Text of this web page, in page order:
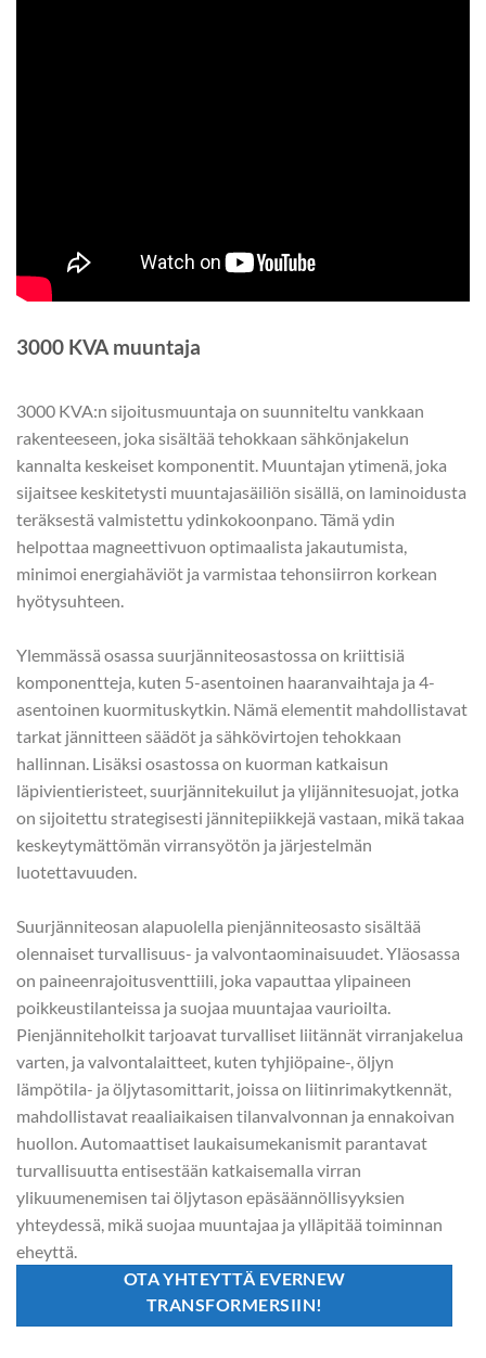
3000 KVA muuntaja
3000 KVA:n sijoitusmuuntaja on suunniteltu vankkaan
rakenteeseen, joka sisältää tehokkaan sähkönjakelun
kannalta keskeiset komponentit. Muuntajan ytimenä, joka
sijaitsee keskitetysti muuntajasäiliön sisällä, on laminoidusta
teräksestä valmistettu ydinkokoonpano. Tämä ydin
helpottaa magneettivuon optimaalista jakautumista,
minimoi energiahäviöt ja varmistaa tehonsiirron korkean
hyötysuhteen.
Ylemmässä osassa suurjänniteosastossa on kriittisiä
komponentteja, kuten 5-asentoinen haaranvaihtaja ja 4-
asentoinen kuormituskytkin. Nämä elementit mahdollistavat
tarkat jännitteen säädöt ja sähkövirtojen tehokkaan
hallinnan. Lisäksi osastossa on kuorman katkaisun
läpivientieristeet, suurjännitekuilut ja ylijännitesuojat, jotka
on sijoitettu strategisesti jännitepiikkejä vastaan, mikä takaa
keskeytymättömän virransyötön ja järjestelmän
luotettavuuden.
Suurjänniteosan alapuolella pienjänniteosasto sisältää
olennaiset turvallisuus- ja valvontaominaisuudet. Yläosassa
on paineenrajoitusventtiili, joka vapauttaa ylipaineen
poikkeustilanteissa ja suojaa muuntajaa vaurioilta.
Pienjänniteholkit tarjoavat turvalliset liitännät virranjakelua
varten, ja valvontalaitteet, kuten tyhjiöpaine-, öljyn
lämpötila- ja öljytasomittarit, joissa on liitinrimakytkennät,
mahdollistavat reaaliaikaisen tilanvalvonnan ja ennakoivan
huollon. Automaattiset laukaisumekanismit parantavat
turvallisuutta entisestään katkaisemalla virran
ylikuumenemisen tai öljytason epäsäännöllisyyksien
yhteydessä, mikä suojaa muuntajaa ja ylläpitää toiminnan
eheyttä.
OTA YHTEYTTÄ EVERNEW
TRANSFORMERSIIN!